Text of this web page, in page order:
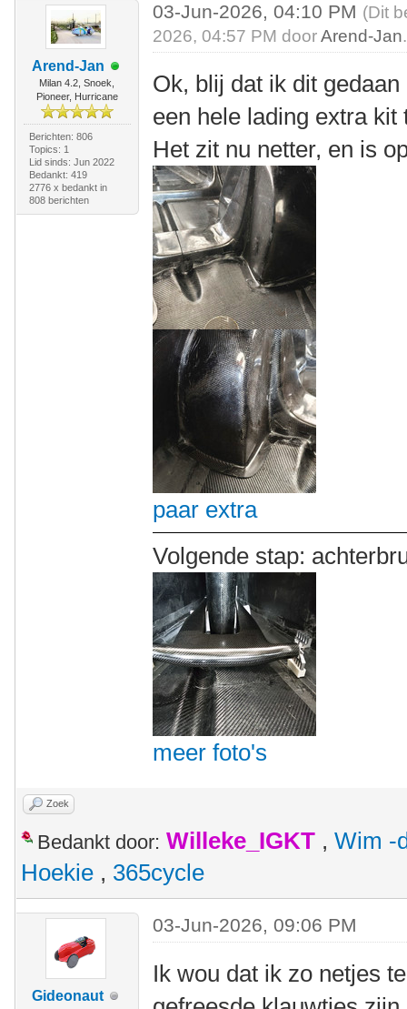
Arend-Jan
Milan 4.2, Snoek,
Pioneer, Hurricane
Berichten: 806
Topics: 1
Lid sinds: Jun 2022
Bedankt: 419
2776 x bedankt in
808 berichten
03-Jun-2026, 04:10 PM (Dit
2026, 04:57 PM doorArend-Jan
Ok, blij dat ik dit
een hele lading extra
Het zit nu netter, en is
paar extra
Volgende stap:
meer foto's
Zoek
Bedankt door: Willeke_IGKT , Wim -
Hoekie , 365cycle
Gideonaut
03-Jun-2026, 09:06 PM
Ik wou dat ik zo netjes